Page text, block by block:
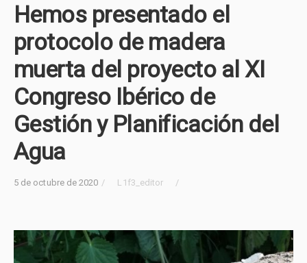
Hemos presentado el
protocolo de madera
muerta del proyecto al XI
Congreso Ibérico de
Gestión y Planificación del
Agua
5 de octubre de 2020 / L1f3_editor /